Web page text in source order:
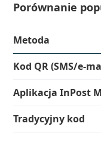
Porównanie
Metoda
Kod QR (SMS/
Aplikacja InPost
Tradycyjny kod